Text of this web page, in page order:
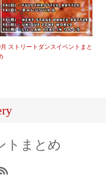
ストリートダンスイベントまと
トまとめ